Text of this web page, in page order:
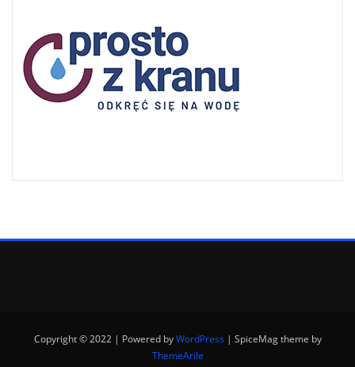
Copyright © 2022 | Powered byWordPress | SpiceMag theme by
ThemeArile